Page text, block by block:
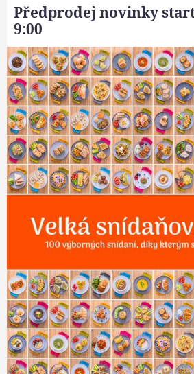
Předprodej novinky
9:00